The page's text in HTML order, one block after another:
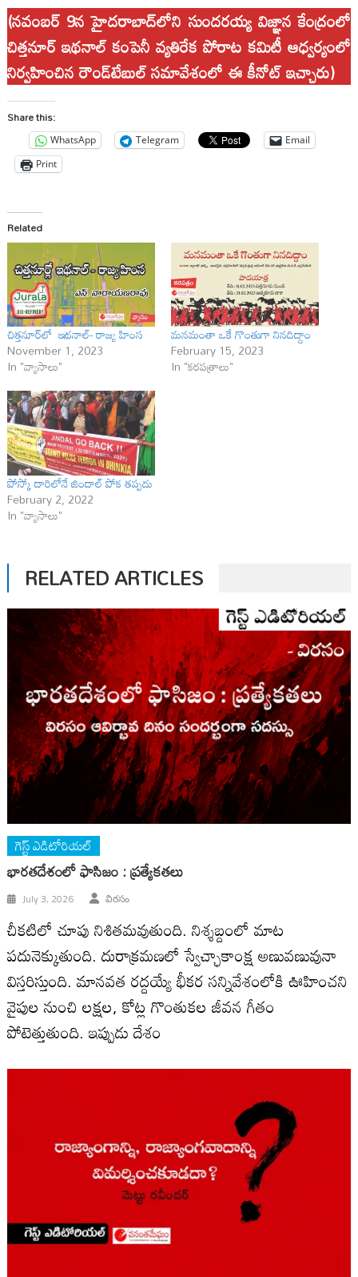
(నవంబర్‍ 9న హైదరాబాద్‍లోని సుందరయ్య విజ్ఞాన కేంద్రంలో
చిత్తనూర్‍ ఇథనాల్‍ కంపెనీ వ్యతిరేక పోరాట కమిటీ ఆధ్వర్యంలో
నిర్వహించిన రౌండ్‍టేబుల్‍ సమావేశంలో ఈ కీనోట్‍ ఇచ్చారు)
Share this:
WhatsApp Telegram
Email
Print
Related
చిత్తనూర్‌లో ఇథనాల్‌- రాజ్య హింస
November 1, 2023
In "వ్యాసాలు"
మనమంతా ఒకే గొంతుగా నినదిద్దాం
February 15, 2023
In "కరపత్రాలు"
పోస్కో దారిలోనే జిందాల్ పోక త‌ప్ప‌దు
February 2, 2022
In "వ్యాసాలు"
RELATED ARTICLES
గెస్ట్ ఎడిటోరియల్
భారతదేశంలో ఫాసిజం : ప్రత్యేకతలు
July 3, 2026 విరసం
చీకటిలో చూపు నిశితమవుతుంది. నిశ్శబ్దంలో మాట
పదునెక్కుతుంది. దురాక్రమణలో స్వేచ్ఛాకాంక్ష అణువణువునా
విస్తరిస్తుంది. మానవత రద్దయ్యే భీకర సన్నివేశంలోకి ఊహించని
వైపుల నుంచి లక్షల, కోట్ల గొంతుకల జీవన గీతం
పోటెత్తుతుంది. ఇప్పుడు దేశం